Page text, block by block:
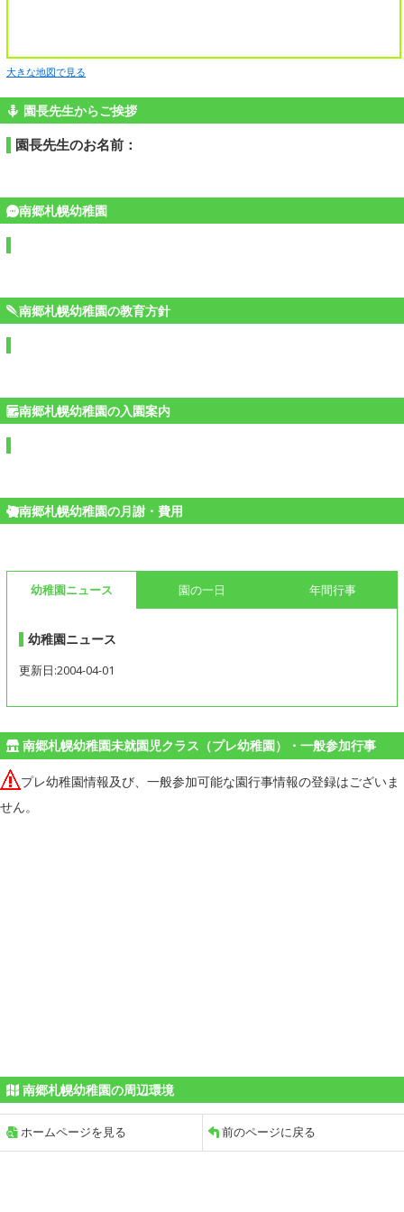
大きな地図で見る
園長先生からご挨拶
園長先生のお名前：
南郷札幌幼稚園
南郷札幌幼稚園の教育方針
南郷札幌幼稚園の入園案内
南郷札幌幼稚園の月謝・費用
幼稚園ニュース 園の一日 年間行事
幼稚園ニュース
更新日:2004-04-01
南郷札幌幼稚園未就園児クラス（プレ幼稚園）・一般参加行事
プレ幼稚園情報及び、一般参加可能な園行事情報の登録はございま
せん。
南郷札幌幼稚園の周辺環境
ホームページを見る 前のページに戻る